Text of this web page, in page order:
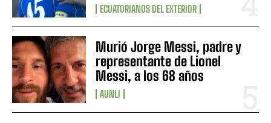
ECUATORIANOS DEL EXTERIOR
Murió Jorge Messi, padre y
representante de Lionel
Messi, a los 68 años
AUNLI